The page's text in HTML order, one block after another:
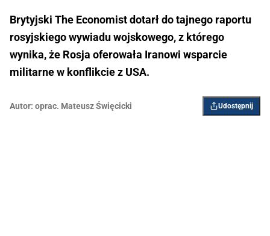
Brytyjski The Economist dotarł do tajnego raportu
rosyjskiego wywiadu wojskowego, z którego
wynika, że Rosja oferowała Iranowi wsparcie
militarne w konflikcie z USA.
Autor: oprac. Mateusz Święcicki Udostępnij